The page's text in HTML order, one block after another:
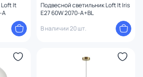
Loft It
A
Подвесной светильник Loft It Iris
E27 60W 2070-A+BL
В наличии 20 шт.